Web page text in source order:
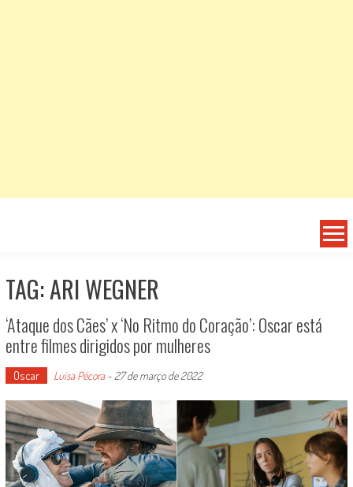
TAG: ARI WEGNER
‘Ataque dos Cães’ x ‘No Ritmo do Coração’: Oscar está
entre filmes dirigidos por mulheres
Oscar Luísa Pécora- 27 de março de 2022